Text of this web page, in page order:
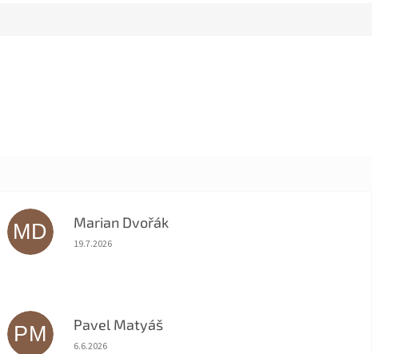
MD Marian Dvořák
Hodnotenie obchodu je 5 z 5 hviezdičiek.
19.7.2026
PM Pavel Matyáš
Hodnotenie obchodu je 5 z 5 hviezdičiek.
6.6.2026